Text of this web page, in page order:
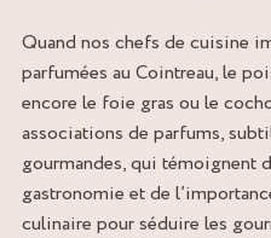
Quand nos chefs de cuisine
parfumées au Cointreau, le
encore le foie gras ou le
associations de parfums,
gourmandes, qui témoignent
gastronomie et de
culinaire pour séduire les